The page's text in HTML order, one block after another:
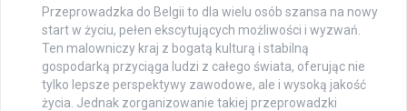
Przeprowadzka do Belgii to dla wielu osób szansa na nowy
start w życiu, pełen ekscytujących możliwości i wyzwań.
Ten malowniczy kraj z bogatą kulturą i stabilną
gospodarką przyciąga ludzi z całego świata, oferując nie
tylko lepsze perspektywy zawodowe, ale i wysoką jakość
życia. Jednak zorganizowanie takiej przeprowadzki